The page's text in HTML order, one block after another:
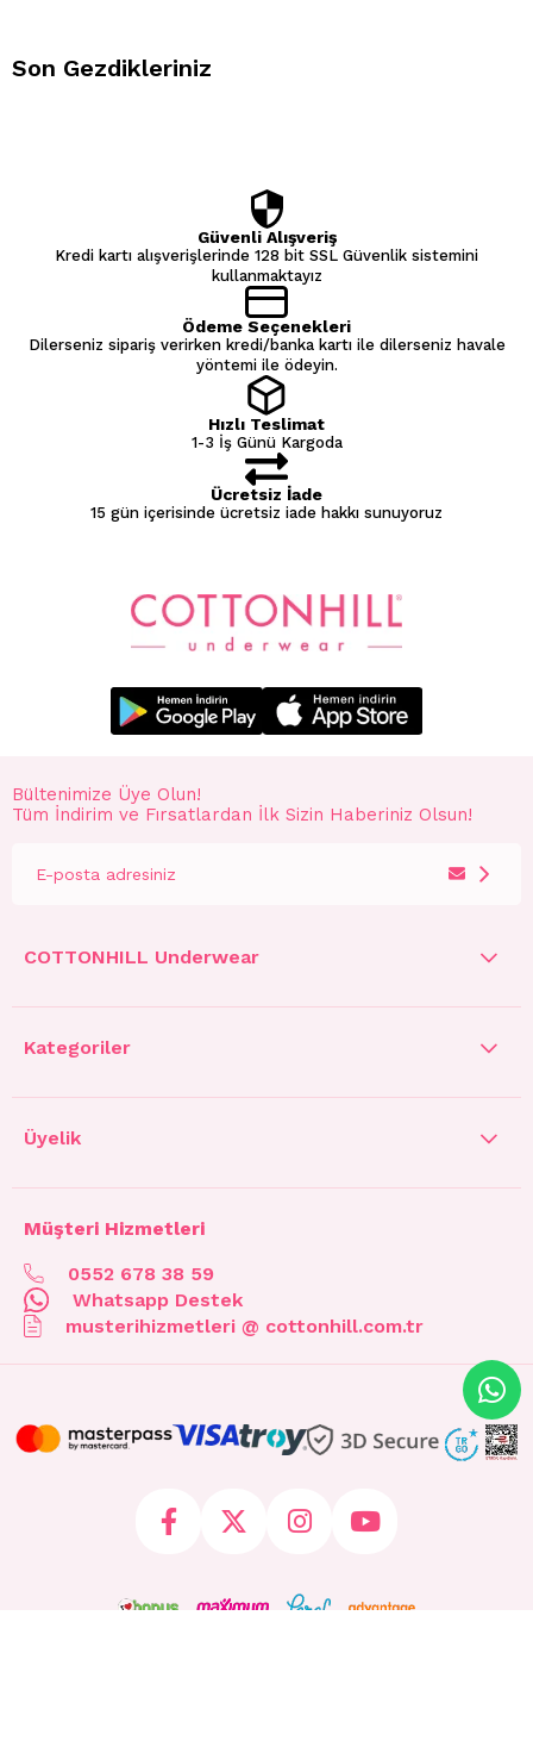
Son Gezdikleriniz
Güvenli Alışveriş
Kredi kartı alışverişlerinde 128 bit SSL Güvenlik sistemini
kullanmaktayız
Ödeme Seçenekleri
Dilerseniz sipariş verirken kredi/banka kartı ile dilerseniz havale
yöntemi ile ödeyin.
Hızlı Teslimat
1-3 İş Günü Kargoda
Ücretsiz İade
15 gün içerisinde ücretsiz iade hakkı sunuyoruz
Bültenimize Üye Olun!
Tüm İndirim ve Fırsatlardan İlk Sizin Haberiniz Olsun!
COTTONHILL Underwear
Kategoriler
Üyelik
Müşteri Hizmetleri
0552 678 38 59
Whatsapp Destek
musterihizmetleri @ cottonhill.com.tr